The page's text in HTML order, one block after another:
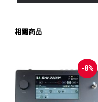
相關商品
-8%